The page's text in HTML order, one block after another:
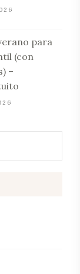
para
(con
–